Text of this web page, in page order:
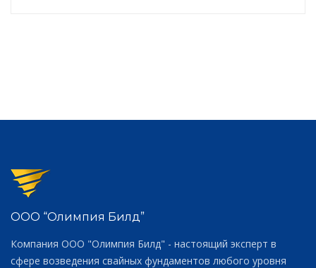
ООО “Олимпия Билд”
Компания ООО "Олимпия Билд" - настоящий эксперт в
сфере возведения свайных фундаментов любого уровня